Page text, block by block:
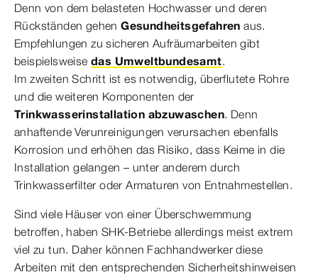
Denn von dem belasteten Hochwasser und deren
Rückständen gehenGesundheitsgefahrenaus.
Empfehlungen zu sicheren Aufräumarbeiten gibt
beispielsweisedas Umweltbundesamt.
Im zweiten Schritt ist es notwendig, überflutete Rohre
und die weiteren Komponenten der
Trinkwasserinstallation abzuwaschen. Denn
anhaftende Verunreinigungen verursachen ebenfalls
Korrosion und erhöhen das Risiko, dass Keime in die
Installation gelangen – unter anderem durch
Trinkwasserfilter oder Armaturen von Entnahmestellen.
Sind viele Häuser von einer Überschwemmung
betroffen, haben SHK-Betriebe allerdings meist extrem
viel zu tun. Daher können Fachhandwerker diese
Arbeiten mit den entsprechenden Sicherheitshinweisen